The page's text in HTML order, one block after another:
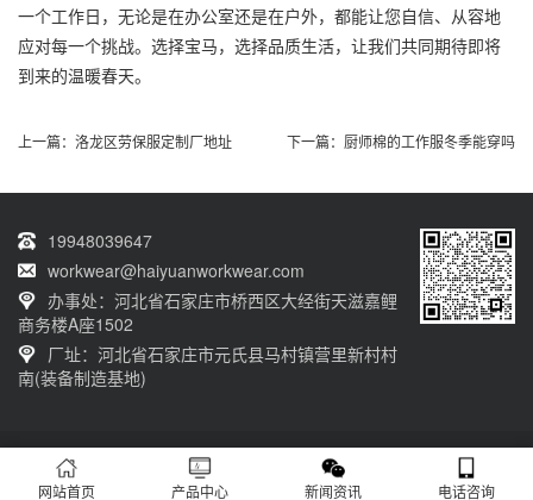
一个工作日，无论是在办公室还是在户外，都能让您自信、从容地
应对每一个挑战。选择宝马，选择品质生活，让我们共同期待即将
到来的温暖春天。
上一篇： 洛龙区劳保服定制厂地址 下一篇： 厨师棉的工作服冬季能穿吗
19948039647
workwear@haiyuanworkwear.com
办事处：河北省石家庄市桥西区大经街天滋嘉鲤
商务楼A座1502
厂址：河北省石家庄市元氏县马村镇营里新村村
南(装备制造基地)
20230601001版权归石家庄海源劳保有限公司所有 网站备案号：
冀ICP备
12011659号-5
网站首页 产品中心 新闻资讯 电话咨询